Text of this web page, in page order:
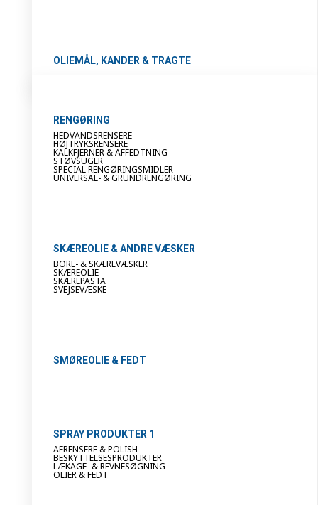
OLIEMÅL, KANDER & TRAGTE
RENGØRING
HEDVANDSRENSERE
HØJTRYKSRENSERE
KALKFJERNER & AFFEDTNING
STØVSUGER
SPECIAL RENGØRINGSMIDLER
UNIVERSAL- & GRUNDRENGØRING
SKÆREOLIE & ANDRE VÆSKER
BORE- & SKÆREVÆSKER
SKÆREOLIE
SKÆREPASTA
SVEJSEVÆSKE
SMØREOLIE & FEDT
SPRAY PRODUKTER 1
AFRENSERE & POLISH
BESKYTTELSESPRODUKTER
LÆKAGE- & REVNESØGNING
OLIER & FEDT